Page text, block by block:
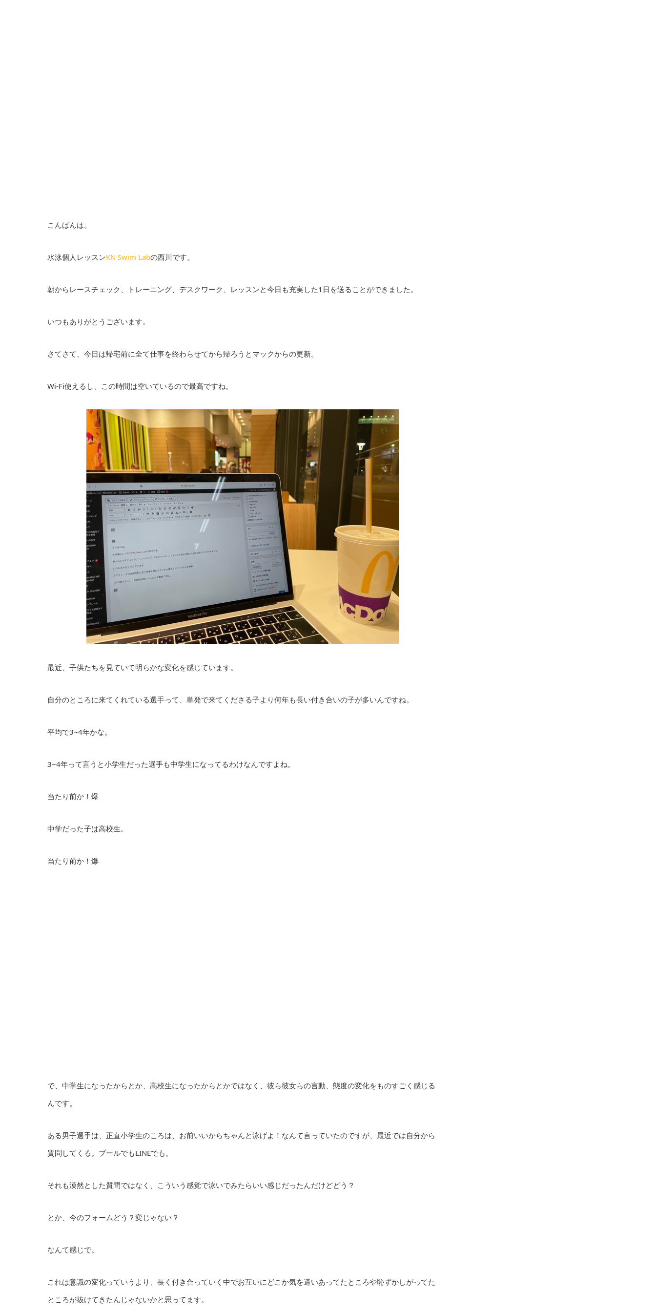
こんばんは。
水泳個人レッスンKN Swim Labの西川です。
朝からレースチェック、トレーニング、デスクワーク、レッスンと今日も充実した1日を送ることができました。
いつもありがとうございます。
さてさて、今日は帰宅前に全て仕事を終わらせてから帰ろうとマックからの更新。
Wi-Fi使えるし、この時間は空いているので最高ですね。
最近、子供たちを見ていて明らかな変化を感じています。
自分のところに来てくれている選手って、単発で来てくださる子より何年も長い付き合いの子が多いんですね。
平均で3~4年かな。
3~4年って言うと小学生だった選手も中学生になってるわけなんですよね。
当たり前か！爆
中学だった子は高校生。
当たり前か！爆
で、中学生になったからとか、高校生になったからとかではなく、彼ら彼女らの言動、態度の変化をものすごく感じる
んです。
ある男子選手は、正直小学生のころは、お前いいからちゃんと泳げよ！なんて言っていたのですが、最近では自分から
質問してくる。プールでもLINEでも。
それも漠然とした質問ではなく、こういう感覚で泳いでみたらいい感じだったんだけどどう？
とか、今のフォームどう？変じゃない？
なんて感じで。
これは意識の変化っていうより、長く付き合っていく中でお互いにどこか気を遣いあってたところや恥ずかしがってた
ところが抜けてきたんじゃないかと思ってます。